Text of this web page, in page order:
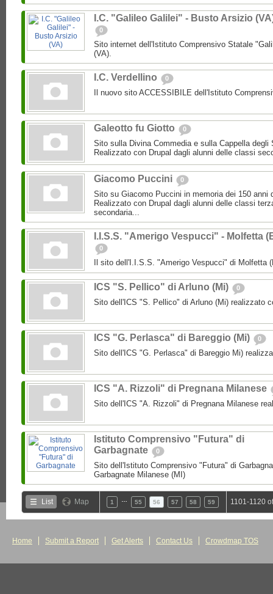
I.C. "Galileo Galilei" - Busto Arsizio
0
Sito internet dell'Istituto Comprensivo Statale
(VA).
I.C. Verdellino 0
Il nuovo sito ACCESSIBILE dell'Istituto
Galeotto fu Giotto 0
Sito sulla Divina Commedia e sulla Cappella degli
Realizzato con Drupal dagli alunni delle classi
Giacomo Puccini 0
Sito su Giacomo Puccini in memoria dei 150 anni
Realizzato con Drupal dagli alunni delle classi
secondaria...
I.I.S.S. "Amerigo Vespucci" - Molfetta
0
Il sito dell'I.I.S.S. "Amerigo Vespucci" di Molfetta
ICS "S. Pellico" di Arluno (Mi) 0
Sito dell'ICS "S. Pellico" di Arluno (Mi) realizzato
ICS "G. Perlasca" di Bareggio (Mi) 0
Sito dell'ICS "G. Perlasca" di Bareggio Mi)
ICS "A. Rizzoli" di Pregnana Milanese
Sito dell'ICS "A. Rizzoli" di Pregnana Milanese
Istituto Comprensivo "Futura" di
Garbagnate
0
Sito dell'Istituto Comprensivo "Futura" di
Garbagnate Milanese (MI)
List Map 1 55 56 57 58 59 1101-1120
Home Submit a Report Get Alerts Contact Us Crowdmap TOS